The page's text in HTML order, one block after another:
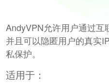
AndyVPN允许用户通过互
并且可以隐匿用户的真实
私保护。
适用于：